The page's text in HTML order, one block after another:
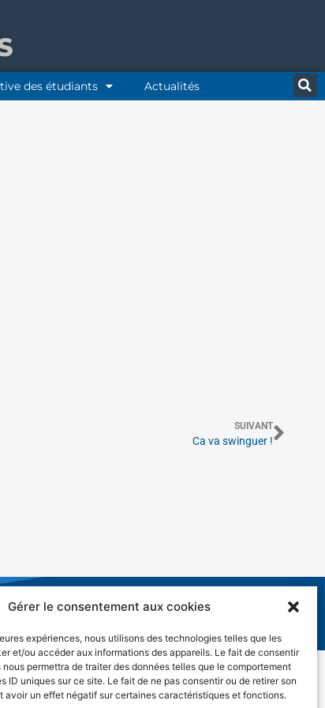
Gérer le consentement aux cookies
expériences, nous utilisons des technologies telles que les
et/ou accéder aux informations des appareils. Le fait de consentir
permettra de traiter des données telles que le comportement
ID uniques sur ce site. Le fait de ne pas consentir ou de retirer son
avoir un effet négatif sur certaines caractéristiques et fonctions.
des étudiants Actualités
SUIVANT
Ca va swinguer !